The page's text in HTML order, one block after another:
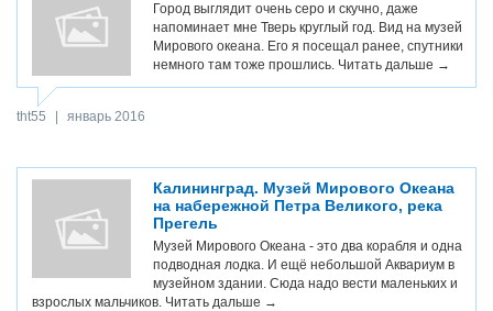
Город выглядит очень серо и скучно, даже
напоминает мне Тверь круглый год. Вид на музей
Мирового океана. Его я посещал ранее, спутники
немного там тоже прошлись. Читать дальше →
tht55 январь 2016
Калининград. Музей Мирового Океана
на набережной Петра Великого, река
Прегель
Музей Мирового Океана - это два корабля и одна
подводная лодка. И ещё небольшой Аквариум в
музейном здании. Сюда надо вести маленьких и
взрослых мальчиков. Читать дальше →